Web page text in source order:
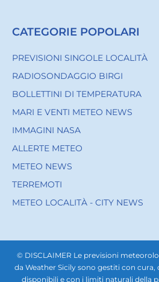
CATEGORIE POPOLARI
PREVISIONI SINGOLE LOCALITÀ
RADIOSONDAGGIO BIRGI
BOLLETTINI DI TEMPERATURA
MARI E VENTI METEO NEWS
IMMAGINI NASA
ALLERTE METEO
METEO NEWS
TERREMOTI
METEO LOCALITÀ - CITY NEWS
© DISCLAIMER Le previsioni
da Weather Sicily sono gestiti con
disponibili e con i limiti naturali della